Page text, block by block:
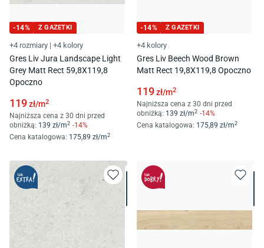
-14% Z GAZETKI
+4 rozmiary | +4 kolory
Gres Liv Jura Landscape Light
Grey Matt Rect 59,8X119,8
Opoczno
119zł/m2
Najniższa cena z 30 dni przed
obniżką: 139 zł/m2 -14%
Cena katalogowa: 175,89 zł/m2
-14% Z GAZETKI
+4 kolory
Gres Liv Beech Wood Brown
Matt Rect 19,8X119,8 Opoczno
119zł/m2
Najniższa cena z 30 dni przed
obniżką: 139 zł/m2 -14%
Cena katalogowa: 175,89 zł/m2